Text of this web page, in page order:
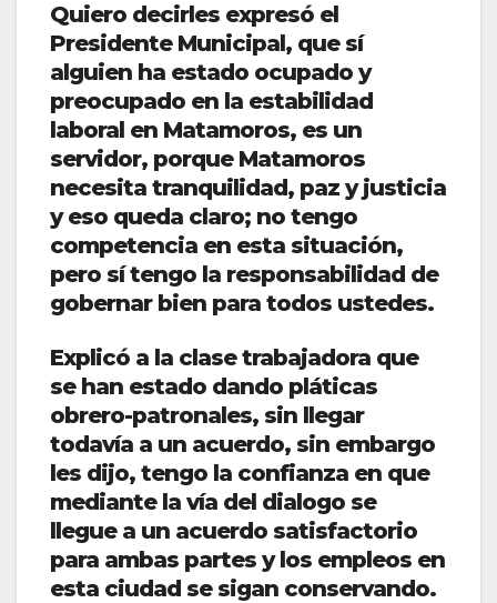
Quiero decirles expresó el
Presidente Municipal, que sí
alguien ha estado ocupado y
preocupado en la estabilidad
laboral en Matamoros, es un
servidor, porque Matamoros
necesita tranquilidad, paz y justicia
y eso queda claro; no tengo
competencia en esta situación,
pero sí tengo la responsabilidad de
gobernar bien para todos ustedes.
Explicó a la clase trabajadora que
se han estado dando pláticas
obrero-patronales, sin llegar
todavía a un acuerdo, sin embargo
les dijo, tengo la confianza en que
mediante la vía del dialogo se
llegue a un acuerdo satisfactorio
para ambas partes y los empleos en
esta ciudad se sigan conservando.